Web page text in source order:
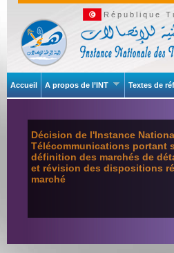
République
Accueil A propos de l’INT Textes de
Décision de l'Instance
Télécommunications portant
définition des marchés de
et révision des dispositions
marché